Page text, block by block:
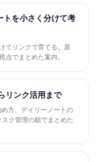
トを小さく分けて考
てリンクで育てる。原
点でまとめた案内。
リンク活用まで
方、デイリーノートの
ク管理の順でまとめた